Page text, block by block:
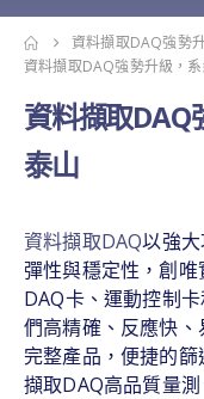
資料擷取DAQ強勢
資料擷取DAQ強勢升級，
資料擷取DAQ
泰山
資料擷取DAQ以強
彈性與穩定性，創
DAQ卡、運動控制
們高精確、反應快
完整產品，便捷的
擷取DAQ高品質量